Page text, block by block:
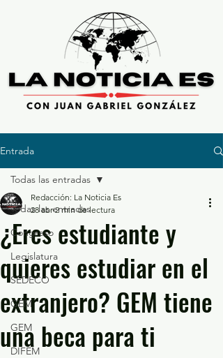
Entrada
Todas las entradas
Congreso
Legislatura
SEDECO
GEM
GEM
DIFEM
Todas las entradas
¿Eres estudiante y
quieres estudiar en el
extranjero? GEM tiene
una beca para ti
Redacción: La Noticia Es
28 abr 2 min de lectura